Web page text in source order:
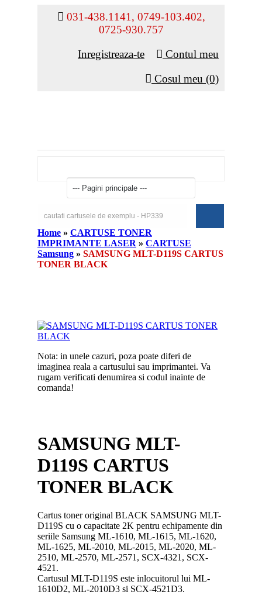
031-438.1141, 0749-103.402,
0725-930.757
Contul meu
Inregistreaza-te
Cosul meu (0)
Home » CARTUSE TONER
IMPRIMANTE LASER » CARTUSE
Samsung » SAMSUNG MLT-D119S CARTUS
TONER BLACK
Nota: in unele cazuri, poza poate diferi de
imaginea reala a cartusului sau imprimantei. Va
rugam verificati denumirea si codul inainte de
comanda!
SAMSUNG MLT-
D119S CARTUS
TONER BLACK
Cartus toner original BLACK SAMSUNG MLT-
D119S cu o capacitate 2K pentru echipamente din
seriile Samsung ML-1610, ML-1615, ML-1620,
ML-1625, ML-2010, ML-2015, ML-2020, ML-
2510, ML-2570, ML-2571, SCX-4321, SCX-
4521.
Cartusul MLT-D119S este inlocuitorul lui ML-
1610D2, ML-2010D3 si SCX-4521D3.